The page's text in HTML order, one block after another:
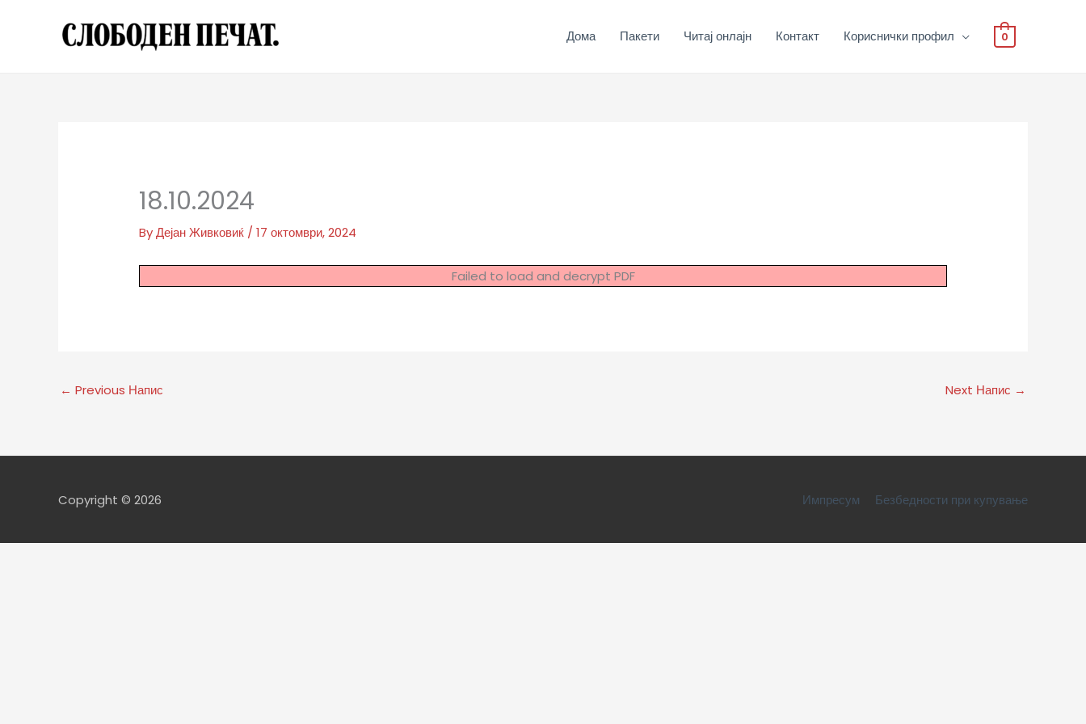
Дома Пакети Читај онлајн Контакт Кориснички профил 0
18.10.2024
ByДејан Живковиќ /17 октомври, 2024
Failed to load and decrypt PDF
← Previous Напис Next Напис →
Copyright © 2026 Импресум Безбедности при купување